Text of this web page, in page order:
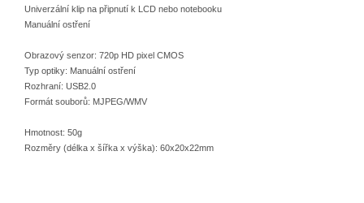
Univerzální klip na připnutí k LCD nebo notebooku
Manuální ostření
Obrazový senzor: 720p HD pixel CMOS
Typ optiky: Manuální ostření
Rozhraní: USB2.0
Formát souborů: MJPEG/WMV
Hmotnost: 50g
Rozměry (délka x šířka x výška): 60x20x22mm